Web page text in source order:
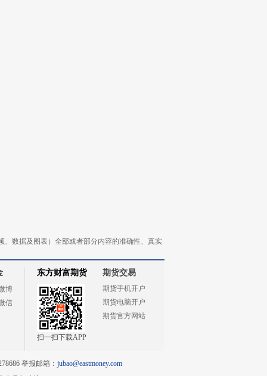
数据及图表）全部或者部分内容的准确性、真实
博
信
东方财富期货
扫一扫下载APP
期货交易
期货手机开户
期货电脑开户
期货官方网站
举报邮箱： jubao@eastmoney.com